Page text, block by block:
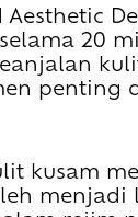
20
penting
kusam